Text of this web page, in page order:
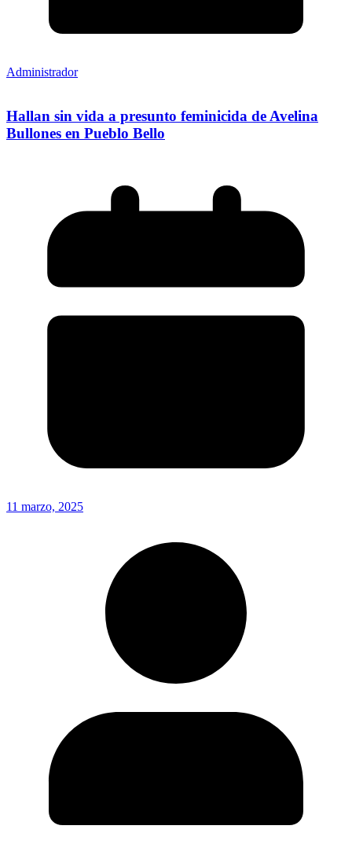
Administrador
Hallan sin vida a presunto feminicida de Avelina
Bullones en Pueblo Bello
11 marzo, 2025